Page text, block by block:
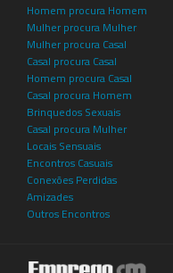
Homem procura Homem
Mulher procura Mulher
Mulher procura Casal
Casal procura Casal
Homem procura Casal
Casal procura Homem
Brinquedos Sexuais
Casal procura Mulher
Locais Sensuais
Encontros Casuais
Conexões Perdidas
Amizades
Outros Encontros